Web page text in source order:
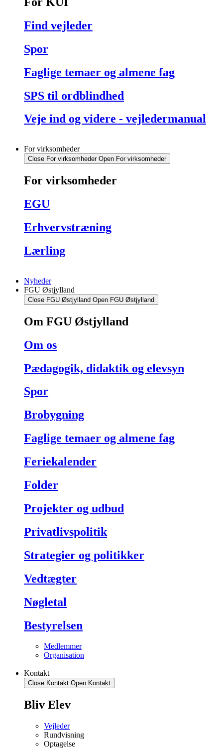
Find vejleder
Spor
Faglige temaer og almene fag
SPS til ordblindhed
Veje ind og videre - vejledermanual
For virksomheder
Close For virksomheder Open For virksomheder
For virksomheder
EGU
Erhvervstræning
Lærling
Nyheder
FGU Østjylland
Close FGU Østjylland Open FGU Østjylland
Om FGU Østjylland
Om os
Pædagogik, didaktik og elevsyn
Spor
Brobygning
Faglige temaer og almene fag
Feriekalender
Folder
Projekter og udbud
Privatlivspolitik
Strategier og politikker
Vedtægter
Nøgletal
Bestyrelsen
Medlemmer
Organisation
Kontakt
Close Kontakt Open Kontakt
Bliv Elev
Vejleder
Rundvisning
Optagelse